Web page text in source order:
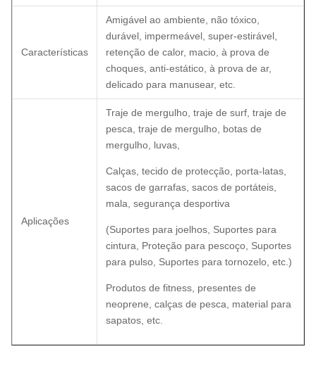
Características
Amigável ao ambiente, não tóxico,
durável, impermeável, super-estirável,
retenção de calor, macio, à prova de
choques, anti-estático, à prova de ar,
delicado para manusear, etc.
Aplicações
Traje de mergulho, traje de surf, traje de
pesca, traje de mergulho, botas de
mergulho, luvas,
Calças, tecido de protecção, porta-latas,
sacos de garrafas, sacos de portáteis,
mala, segurança desportiva
(Suportes para joelhos, Suportes para
cintura, Proteção para pescoço, Suportes
para pulso, Suportes para tornozelo, etc.)
Produtos de fitness, presentes de
neoprene, calças de pesca, material para
sapatos, etc.